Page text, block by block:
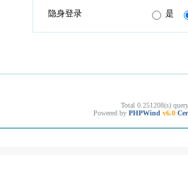
隐身登录 是
Total 0.251208(s)
Powered by PHPWind v6.0